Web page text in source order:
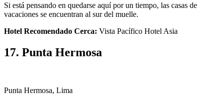
Si está pensando en quedarse aquí por un tiempo, las casas de
vacaciones se encuentran al sur del muelle.
Hotel Recomendado Cerca: Vista Pacífico Hotel Asia
17. Punta Hermosa
Punta Hermosa, Lima